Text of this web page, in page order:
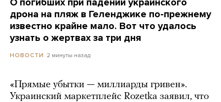
дрона на пляж в Геленджике по-прежнему
известно крайне мало. Вот что удалось
узнать о жертвах за три дня
НОВОСТИ 2 минуты назад
«Прямые убытки — миллиарды гривен».
Украинский маркетплейс Rozetka заявил, что